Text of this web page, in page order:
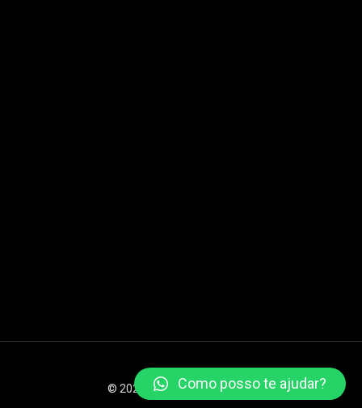
© 2026 XSTEAM Todos os direitos reservados
Como posso te ajudar?